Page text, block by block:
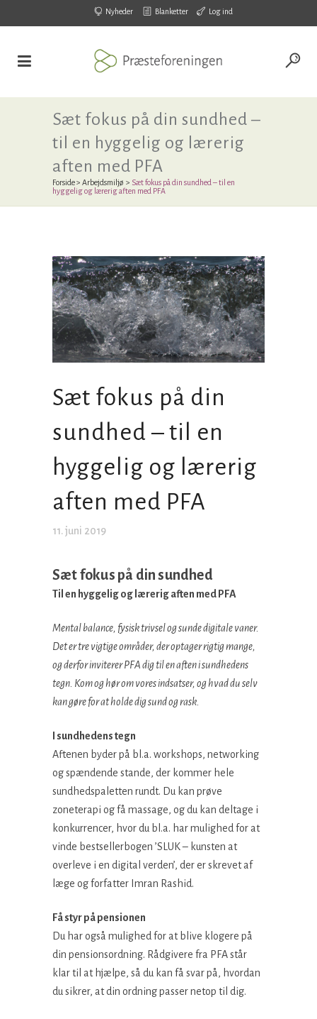
Nyheder Blanketter Log ind
Sæt fokus på din sundhed –
til en hyggelig og lærerig
aften med PFA
Forside> Arbejdsmiljø > Sæt fokus på din sundhed – til en
hyggelig og lærerig aften med PFA
Sæt fokus på din
sundhed – til en
hyggelig og lærerig
aften med PFA
11. juni 2019
Sæt fokus på din sundhed
Til en hyggelig og lærerig aften med PFA
Mental balance, fysisk trivsel og sunde digitale vaner.
Det er tre vigtige områder, der optager rigtig mange,
og derfor inviterer PFA dig til en aften i sundhedens
tegn. Kom og hør om vores indsatser, og hvad du selv
kan gøre for at holde dig sund og rask.
I sundhedens tegn
Aftenen byder på bl.a. workshops, networking
og spændende stande, der kommer hele
sundhedspaletten rundt. Du kan prøve
zoneterapi og få massage, og du kan deltage i
konkurrencer, hvor du bl.a. har mulighed for at
vinde bestsellerbogen ’SLUK – kunsten at
overleve i en digital verden’, der er skrevet af
læge og forfatter Imran Rashid.
Få styr på pensionen
Du har også mulighed for at blive klogere på
din pensionsordning. Rådgivere fra PFA står
klar til at hjælpe, så du kan få svar på, hvordan
du sikrer, at din ordning passer netop til dig.